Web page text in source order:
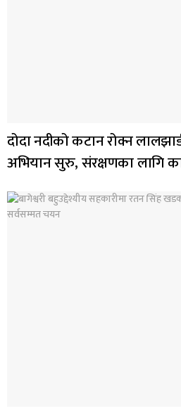
दोदा नदीको कटान रोक्न
अभियान सुरु, संरक्षणका लागि